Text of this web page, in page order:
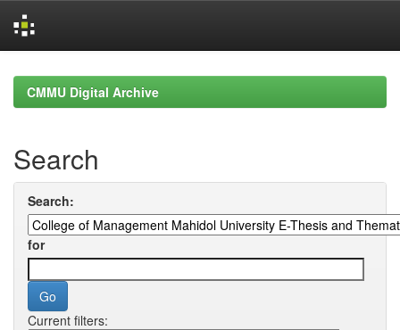
navigationCMMU Digital Archive
Search
Search:
for
Current filters: